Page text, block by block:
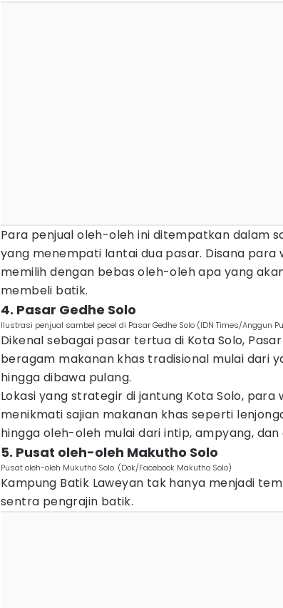
Para penjual oleh-oleh ini ditempatkan dalam
yang menempati lantai dua pasar. Disana para
memilih dengan bebas oleh-oleh apa yang
membeli batik.
4. Pasar Gedhe Solo
Ilustrasi penjual sambel pecel di Pasar Gedhe Solo (IDN Times/Anggun
Dikenal sebagai pasar tertua di Kota Solo,
beragam makanan khas tradisional mulai dari
hingga dibawa pulang.
Lokasi yang strategir di jantung Kota Solo, para
menikmati sajian makanan khas seperti
hingga oleh-oleh mulai dari intip, ampyang, dan
5. Pusat oleh-oleh Makutho Solo
Pusat oleh-oleh Mukutho Solo. (Dok/Facebook Makutho Solo)
Kampung Batik Laweyan tak hanya menjadi
sentra pengrajin batik.